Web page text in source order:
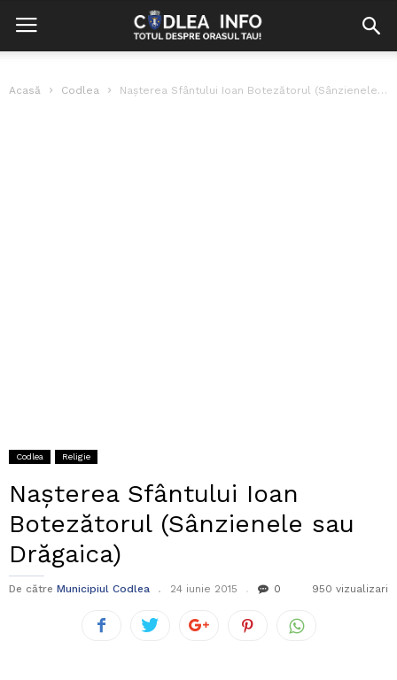
Acasă Codlea Nașterea Sfântului Ioan Botezătorul (Sânzienele sau Drăgaica)
Codlea Religie
Nașterea Sfântului Ioan
Botezătorul (Sânzienele sau
Drăgaica)
De către Municipiul Codlea 24 iunie 2015 0 950 vizualizari